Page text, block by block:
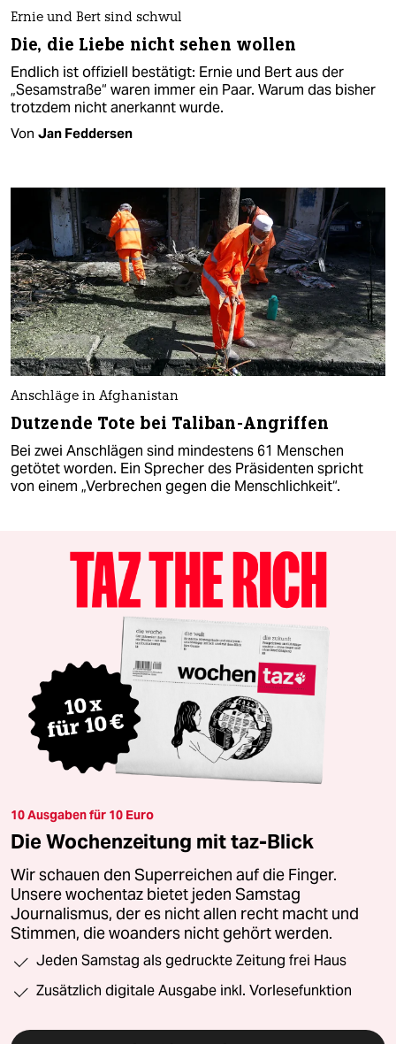
Ernie und Bert sind schwul
Die, die Liebe nicht sehen wollen
Endlich ist offiziell bestätigt: Ernie und Bert aus der
„Sesamstraße“ waren immer ein Paar. Warum das bisher
trotzdem nicht anerkannt wurde.
Von Jan Feddersen
Anschläge in Afghanistan
Dutzende Tote bei Taliban-Angriffen
Bei zwei Anschlägen sind mindestens 61 Menschen
getötet worden. Ein Sprecher des Präsidenten spricht
von einem „Verbrechen gegen die Menschlichkeit“.
10 Ausgaben für 10 Euro
Die Wochenzeitung mit taz-Blick
Wir schauen den Superreichen auf die Finger.
Unsere wochentaz bietet jeden Samstag
Journalismus, der es nicht allen recht macht und
Stimmen, die woanders nicht gehört werden.
Jeden Samstag als gedruckte Zeitung frei Haus
Zusätzlich digitale Ausgabe inkl. Vorlesefunktion